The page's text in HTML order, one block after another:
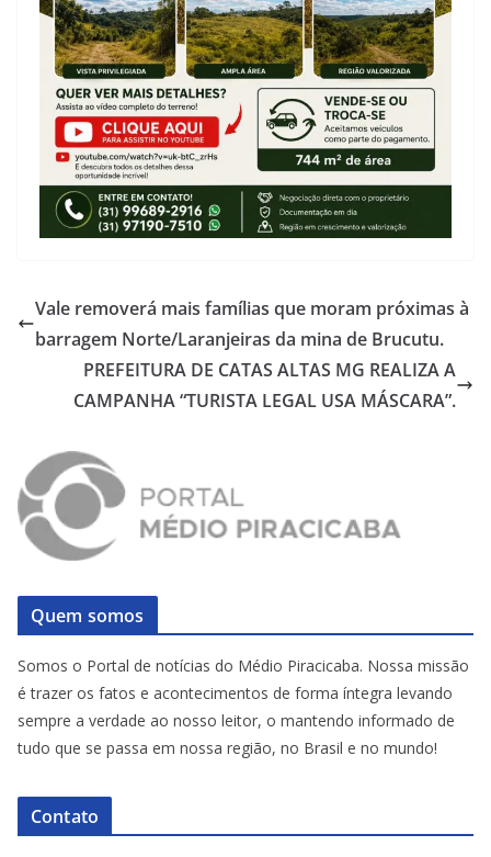
Vale removerá mais famílias que moram próximas à
barragem Norte/Laranjeiras da mina de Brucutu.
PREFEITURA DE CATAS ALTAS MG REALIZA A
CAMPANHA “TURISTA LEGAL USA MÁSCARA”.
Quem somos
Somos o Portal de notícias do Médio Piracicaba. Nossa missão
é trazer os fatos e acontecimentos de forma íntegra levando
sempre a verdade ao nosso leitor, o mantendo informado de
tudo que se passa em nossa região, no Brasil e no mundo!
Contato